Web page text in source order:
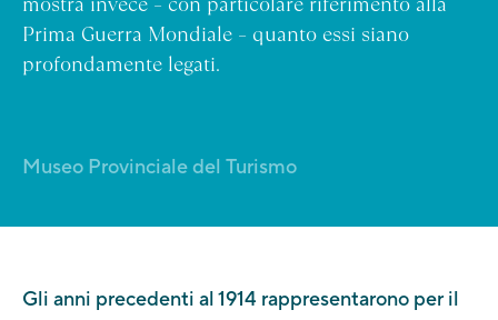
Museo Provinciale del Turismo
Prima Guerra Mondiale – quanto essi siano
profondamente legati.
Gli anni precedenti al 1914 rappresentarono per il